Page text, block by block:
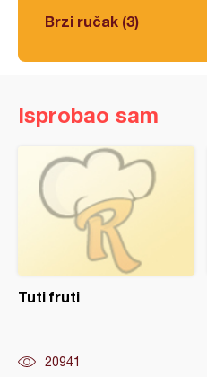
Brzi ručak (3)
Isprobao sam
Tuti fruti
20941